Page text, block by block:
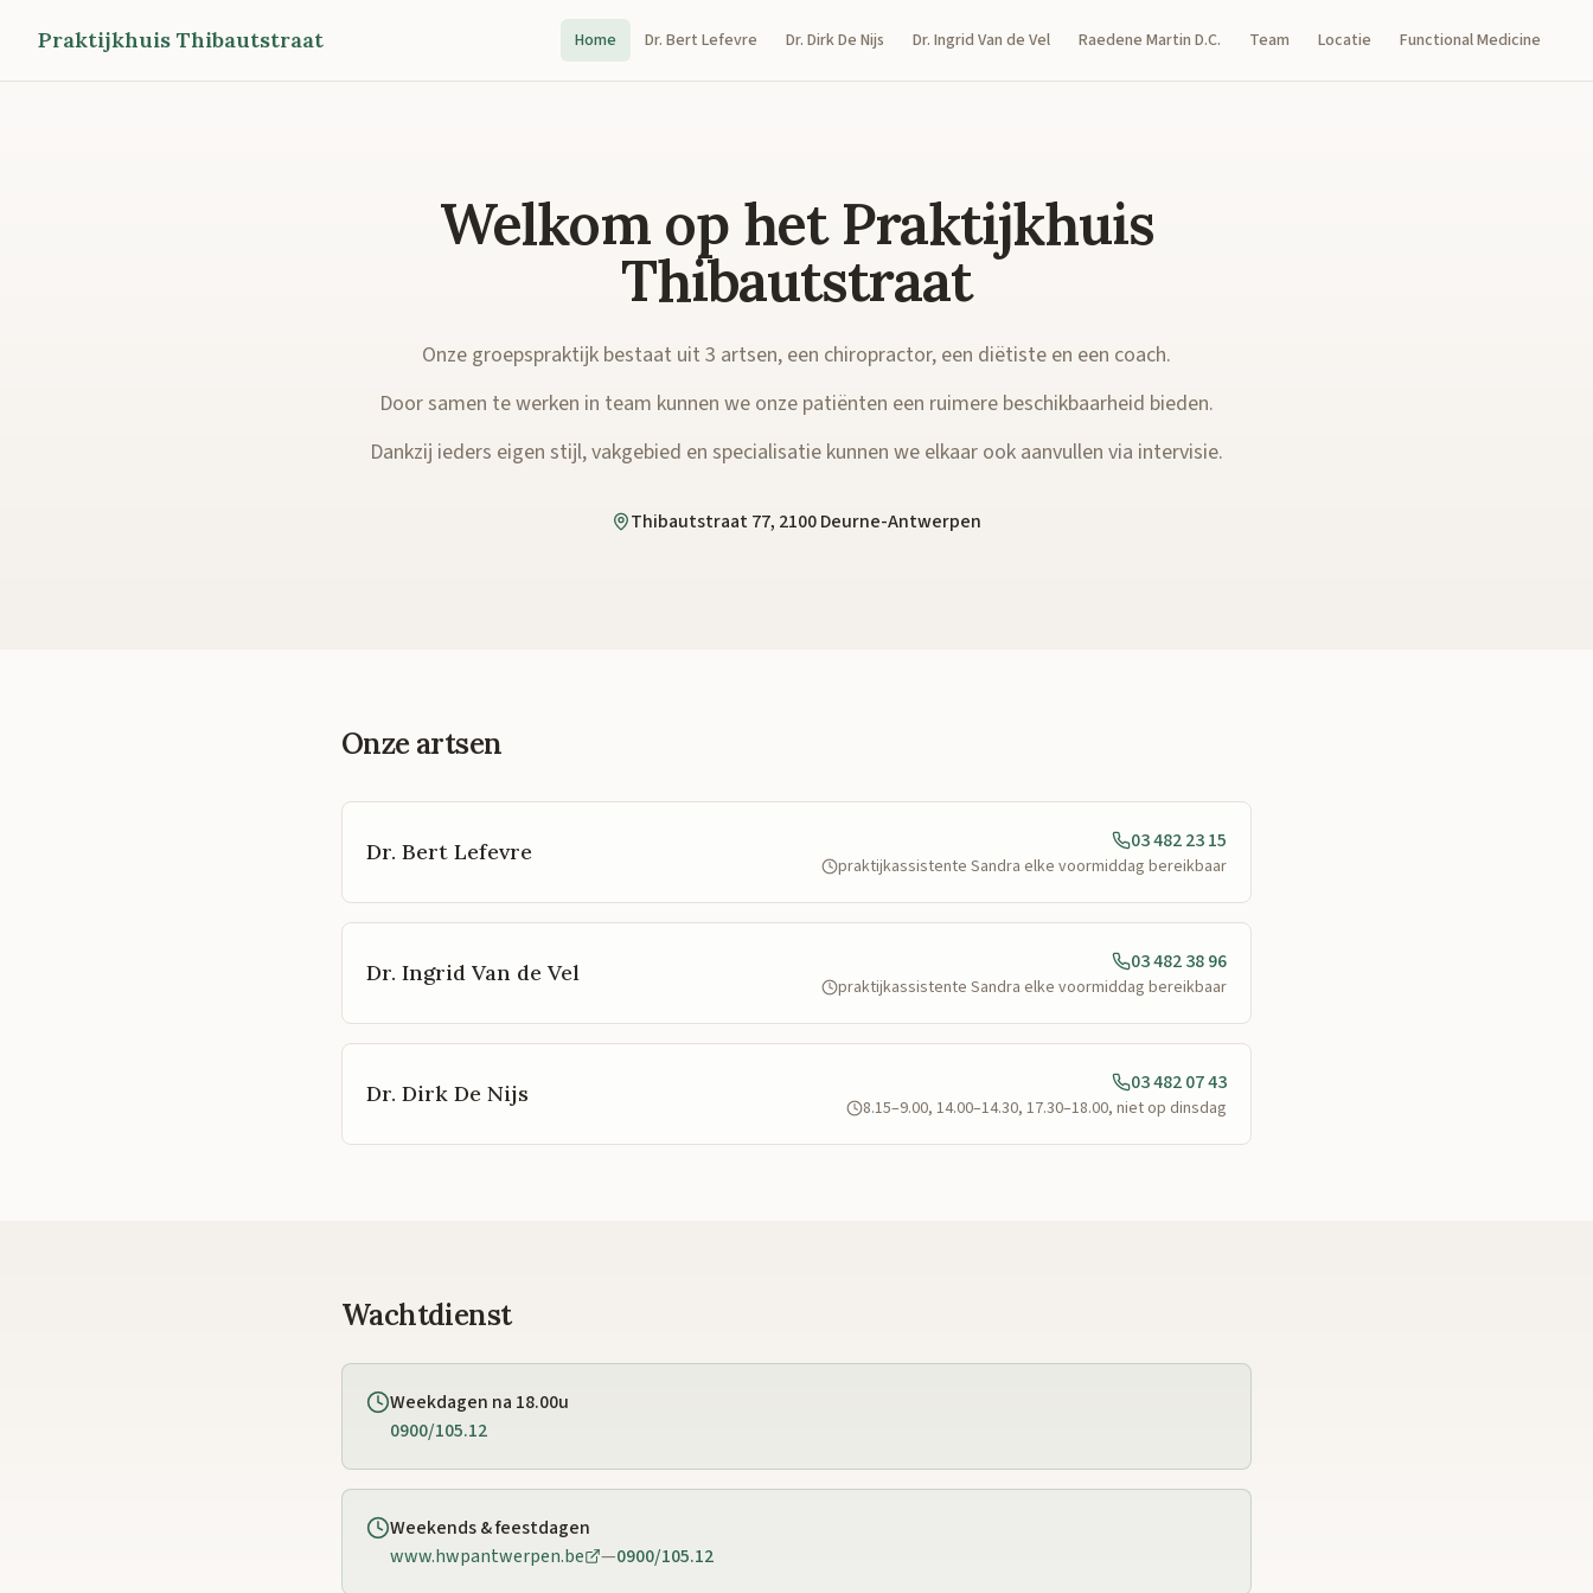
Praktijkhuis Thibautstraat Home Dr. Bert Lefevre Dr. Dirk De Nijs Dr. Ingrid Van de Vel Raedene Martin D.C. Team Locatie Functional Medicine
Welkom op het Praktijkhuis
Thibautstraat
Onze groepspraktijk bestaat uit 3 artsen, een chiropractor, een diëtiste en een coach.
Door samen te werken in team kunnen we onze patiënten een ruimere beschikbaarheid bieden.
Dankzij ieders eigen stijl, vakgebied en specialisatie kunnen we elkaar ook aanvullen via intervisie.
Thibautstraat 77, 2100 Deurne-Antwerpen
Onze artsen
Dr. Bert Lefevre 03 482 23 15
praktijkassistente Sandra elke voormiddag bereikbaar
Dr. Ingrid Van de Vel 03 482 38 96
praktijkassistente Sandra elke voormiddag bereikbaar
Dr. Dirk De Nijs 03 482 07 43
8.15–9.00, 14.00–14.30, 17.30–18.00, niet op dinsdag
Wachtdienst
Weekdagen na 18.00u
0900/105.12
Weekends & feestdagen
www.hwpantwerpen.be
—0900/105.12